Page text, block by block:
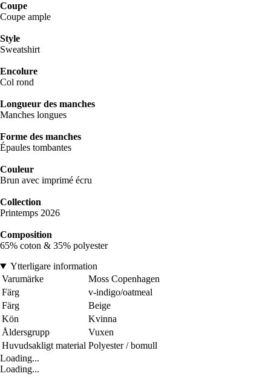
Coupe
Coupe ample
Style
Sweatshirt
Encolure
Col rond
Longueur des manches
Manches longues
Forme des manches
Épaules tombantes
Couleur
Brun avec imprimé écru
Collection
Printemps 2026
Composition
65% coton & 35% polyester
Ytterligare information
Varumärke
Moss Copenhagen
Färg
v-indigo/oatmeal
Färg
Beige
Kön
Kvinna
Åldersgrupp
Vuxen
Huvudsakligt material Polyester / bomull
Loading...
Loading...